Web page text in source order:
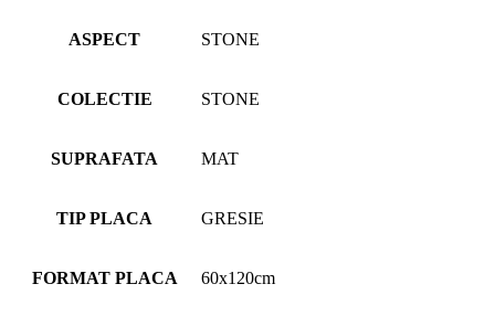
ASPECT STONE
COLECTIE STONE
SUPRAFATA MAT
TIP PLACA GRESIE
FORMAT PLACA 60x120cm